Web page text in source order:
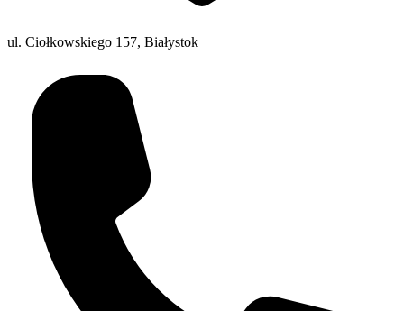
ul. Ciołkowskiego 157, Białystok